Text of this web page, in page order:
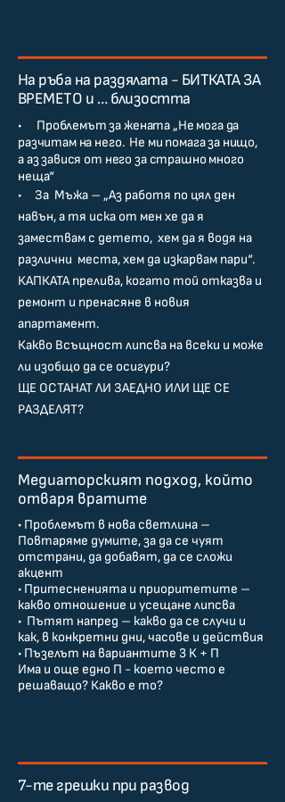
На ръба на раздялата - БИТКАТА ЗА
ВРЕМЕТО и … близостта
• Проблемът за жената „Не мога да
разчитам на него. Не ми помага за нищо,
а аз завися от него за страшно много
неща“
• За Мъжа – „Аз работя по цял ден
навън, а тя иска от мен хе да я
замествам с детето, хем да я водя на
различни места, хем да изкарвам пари“.
КАПКАТА прелива, когато той отказва и
ремонт и пренасяне в новия
апартамент.
Какво Всъщност липсва на всеки и може
ли изобщо да се осигури?
ЩЕ ОСТАНАТ ЛИ ЗАЕДНО ИЛИ ЩЕ СЕ
РАЗДЕЛЯТ?
Медиаторският подход, който
отваря вратите
• Проблемът в нова светлина –
Повтаряме думите, за да се чуят
отстрани, да добавят, да се сложи
акцент
• Притесненията и приоритетите –
какво отношение и усещане липсва
• Пътят напред – какво да се случи и
как, в конкретни дни, часове и действия
• Пъзелът на вариантите 3 К + П
Има и още едно П - което често е
решаващо? Какво е то?
7-те грешки при развод